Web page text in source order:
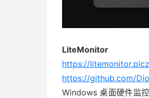
LiteMonitor
https://
https://github.com/
Windows 桌面硬件监